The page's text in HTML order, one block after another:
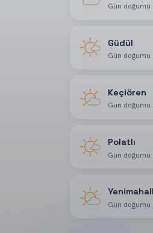
Gün doğumu
Güdül
Gün doğumu
Keçiören
Gün doğumu
Polatlı
Gün doğumu
Gün doğumu